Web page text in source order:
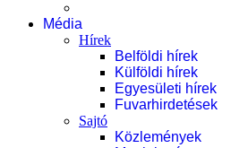
Média
Hírek
Belföldi hírek
Külföldi hírek
Egyesületi hírek
Fuvarhirdetések
Sajtó
Közlemények